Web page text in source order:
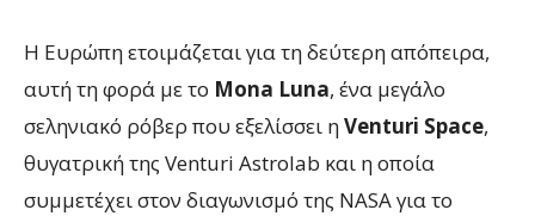
Η Ευρώπη ετοιμάζεται για τη δεύτερη απόπειρα,
αυτή τη φορά με το Mona Luna, ένα μεγάλο
σεληνιακό ρόβερ που εξελίσσει ηVenturi Space,
θυγατρική της Venturi Astrolab και η οποία
συμμετέχει στον διαγωνισμό της NASA για το